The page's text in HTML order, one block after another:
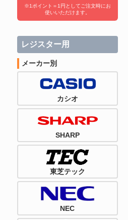
※1ポイント＝1円としてご注文時にお
使いいただけます。
レジスター用
メーカー別
カシオ
SHARP
東芝テック
NEC